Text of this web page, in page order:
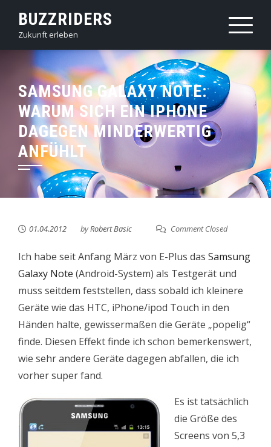
content
BUZZRIDERS
Zukunft erleben
SAMSUNG GALAXY NOTE:
WARUM SICH EIN IPHONE
DAGEGEN MINDERWERTIG
ANFÜHLT
01.04.2012 byRobert Basic Comment Closed
Ich habe seit Anfang März von E-Plus das Samsung
Galaxy Note (Android-System) als Testgerät und
muss seitdem feststellen, dass sobald ich kleinere
Geräte wie das HTC, iPhone/ipod Touch in den
Händen halte, gewissermaßen die Geräte „popelig“
finde. Diesen Effekt finde ich schon bemerkenswert,
wie sehr andere Geräte dagegen abfallen, die ich
vorher super fand.
Es ist tatsächlich
die Größe des
Screens von 5,3